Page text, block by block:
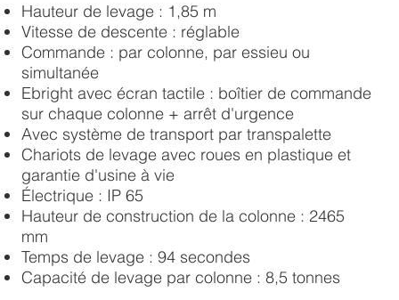
Hauteur de levage : 1,85 m
Vitesse de descente : réglable
Commande : par colonne, par essieu ou
simultanée
Ebright avec écran tactile : boîtier de commande
sur chaque colonne + arrêt d'urgence
Avec système de transport par transpalette
Chariots de levage avec roues en plastique et
garantie d'usine à vie
Électrique : IP 65
Hauteur de construction de la colonne : 2465
mm
Temps de levage : 94 secondes
Capacité de levage par colonne : 8,5 tonnes